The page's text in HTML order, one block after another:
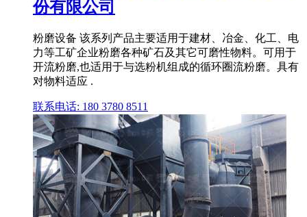
份有限公司
粉磨设备 该系列产品主要适用于建材、冶金、化工、电
力等工矿企业粉磨各种矿石及其它可磨性物料。可用于
开流粉磨,也适用于与选粉机组成的循环圈流粉磨。具有
对物料适应 .
联系电话: 180 3780 8511